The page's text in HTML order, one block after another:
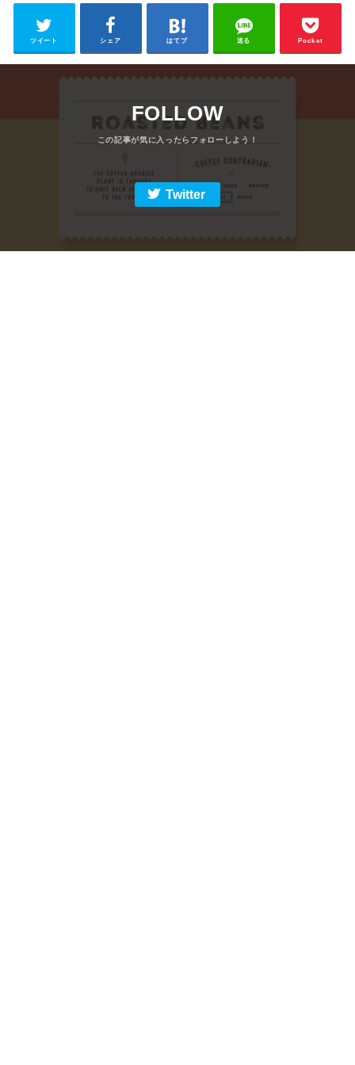
ツイート シェア はてブ 送る Pocket
FOLLOW
Twitter